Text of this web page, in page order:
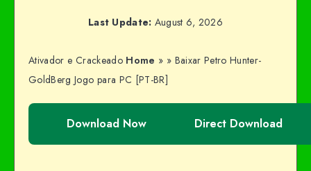
Last Update: August 6, 2026
Ativador e Crackeado Home » » Baixar Petro Hunter-
GoldBerg Jogo para PC [PT-BR]
Download Now Direct Download